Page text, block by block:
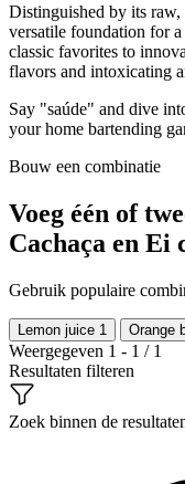
Distinguished by its raw,
versatile foundation for
classic favorites to
flavors and intoxicating
Say "saúde" and dive
your home bartending
Bouw een combinatie
Voeg één of
Cachaça en Ei
Gebruik populaire
Lemon juice 1 Orange
Weergegeven 1 - 1 / 1
Resultaten filteren
Zoek binnen de